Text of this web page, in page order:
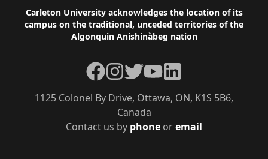
Footer
Carleton University acknowledges the location of its
campus on the traditional, unceded territories of the
Algonquin Anishinàbeg nation
Contact us by phone oremail
1125 Colonel By Drive, Ottawa, ON, K1S 5B6,
Canada
Facebook
Instagram
TwitterYouTubeLinkedIn